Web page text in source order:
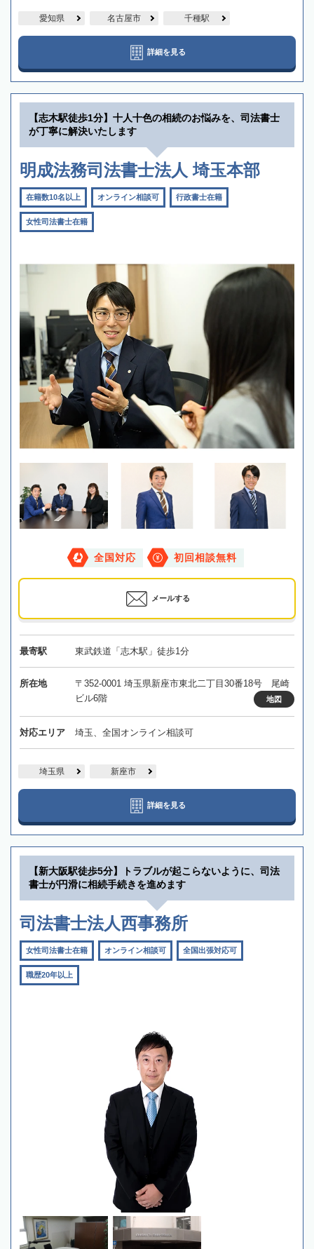
愛知県 名古屋市 千種駅
詳細を見る
【志木駅徒歩1分】十人十色の相続のお悩みを、司法書士
が丁寧に解決いたします
明成法務司法書士法人 埼玉本部
在籍数10名以上 オンライン相談可 行政書士在籍
女性司法書士在籍
全国対応 初回相談無料
メールする
最寄駅 東武鉄道「志木駅」徒歩1分
所在地
〒352-0001 埼玉県新座市東北二丁目30番18号 尾崎
ビル6階
地図
対応エリア 埼玉、全国オンライン相談可
埼玉県 新座市
詳細を見る
【新大阪駅徒歩5分】トラブルが起こらないように、司法
書士が円滑に相続手続きを進めます
司法書士法人西事務所
女性司法書士在籍 オンライン相談可 全国出張対応可
職歴20年以上